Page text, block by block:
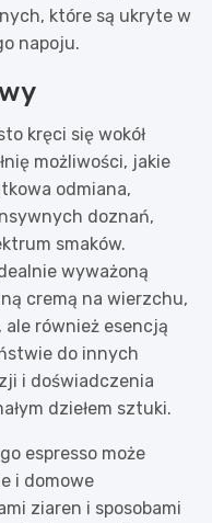
które są ukryte w
napoju.
kręci się wokół
możliwości, jakie
odmiana,
doznań,
smaków.
wyważoną
cremą na wierzchu,
również esencją
do innych
i doświadczenia
dziełem sztuki.
espresso może
i domowe
ziaren i sposobami